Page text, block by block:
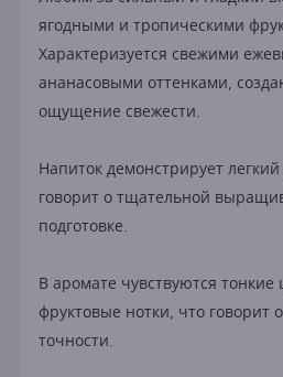
ягодными и тропическими
Характеризуется свежими
ананасовыми оттенками,
ощущение свежести.
Напиток демонстрирует
говорит о тщательной
подготовке.
В аромате чувствуются
фруктовые нотки, что говорит
точности.